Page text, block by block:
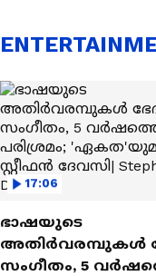
17:06
ഭാഷയുടെ
അതിർവരമ്പുകൾ
സംഗീതം, 5